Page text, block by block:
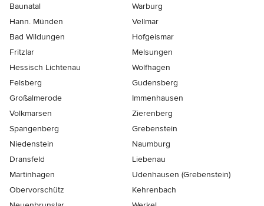
Baunatal
Warburg
Hann. Münden
Vellmar
Bad Wildungen
Hofgeismar
Fritzlar
Melsungen
Hessisch Lichtenau
Wolfhagen
Felsberg
Gudensberg
Großalmerode
Immenhausen
Volkmarsen
Zierenberg
Spangenberg
Grebenstein
Niedenstein
Naumburg
Dransfeld
Liebenau
Martinhagen
Udenhausen (Grebenstein)
Obervorschütz
Kehrenbach